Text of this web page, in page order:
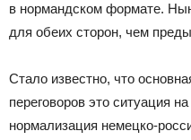
в нормандском формате.
для обеих сторон, чем
Стало известно, что
переговоров это ситуация
нормализация немецко-